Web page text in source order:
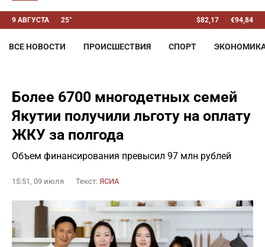
9 АВГУСТА 25° $82,17 €94,84
ВСЕ НОВОСТИ ПРОИСШЕСТВИЯ СПОРТ
Более 6700 многодетных семей
Якутии получили льготу на оплату
ЖКУ за полгода
Объем финансирования превысил 97 млн рублей
15:51, 09 июля Текст: ЯСИА